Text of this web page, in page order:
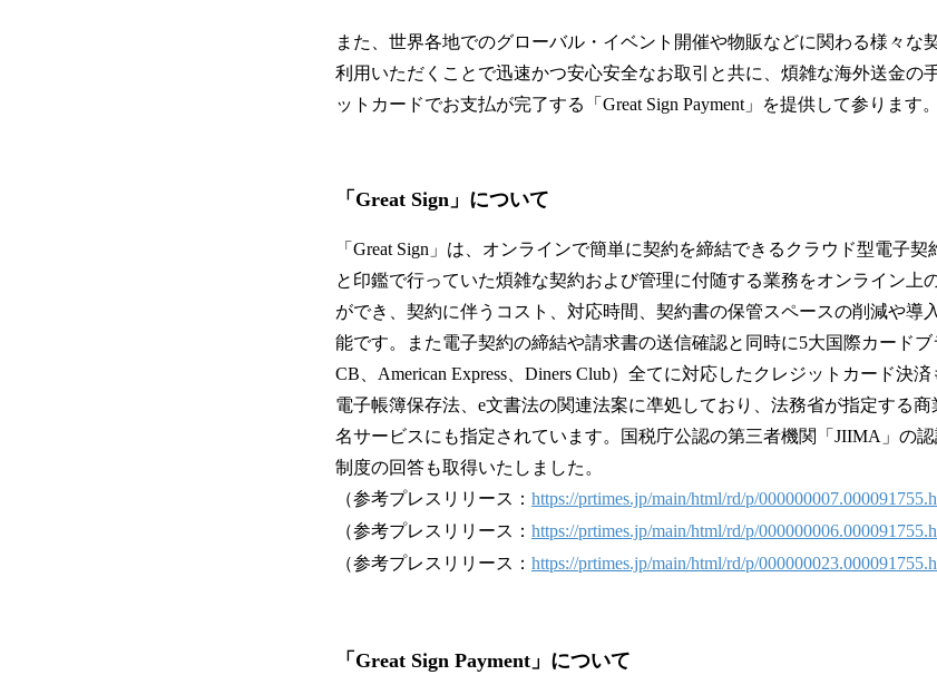
また、世界各地でのグローバル・イベント開催や物販などに関わる様々な
利用いただくことで迅速かつ安心安全なお取引と共に、煩雑な海外送金の
ットカードでお支払が完了する「Great Sign Payment」を提供して参ります。
「Great Sign」について
「Great Sign」は、オンラインで簡単に契約を締結できるクラウド型電子
と印鑑で行っていた煩雑な契約および管理に付随する業務をオンライン上
ができ、契約に伴うコスト、対応時間、契約書の保管スペースの削減や導
能です。また電子契約の締結や請求書の送信確認と同時に5大国際カードブ
CB、American Express、Diners Club）全てに対応したクレジットカード決
電子帳簿保存法、e文書法の関連法案に凖処しており、法務省が指定する
名サービスにも指定されています。国税庁公認の第三者機関「JIIMA」の
制度の回答も取得いたしました。
（参考プレスリリース： https://prtimes.jp/main/html/rd/p/
（参考プレスリリース： https://prtimes.jp/main/html/rd/p/
（参考プレスリリース： https://prtimes.jp/main/html/rd/p/
「Great Sign Payment」について